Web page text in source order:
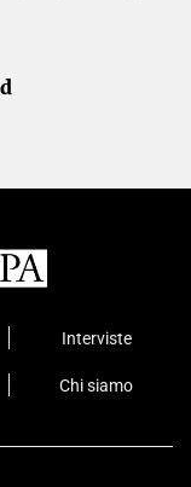
Interviste
Chi siamo